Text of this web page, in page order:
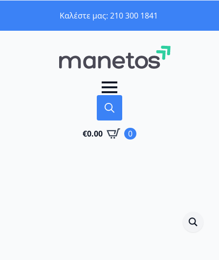
Καλέστε μας: 210 300 1841
for:
€0.00 0